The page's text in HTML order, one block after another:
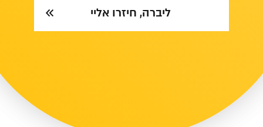
ליברה, חיזרו אליי